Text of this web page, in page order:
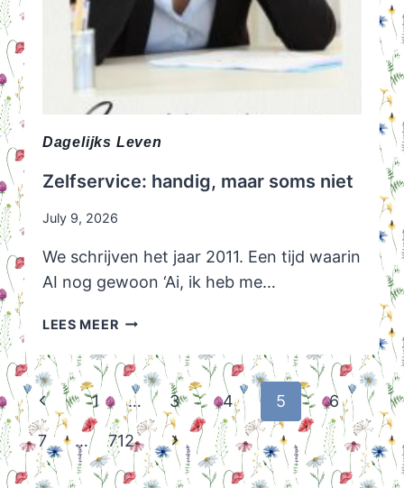
Dagelijks Leven
Zelfservice: handig, maar soms niet
July 9, 2026
We schrijven het jaar 2011. Een tijd waarin
AI nog gewoon ‘Ai, ik heb me…
LEES MEERZELFSERVICE:
MAAR
SOMS
NIET
Page
navigation
Previous
Page
1 … 3 4 5 6
7 … 712
Next
Page